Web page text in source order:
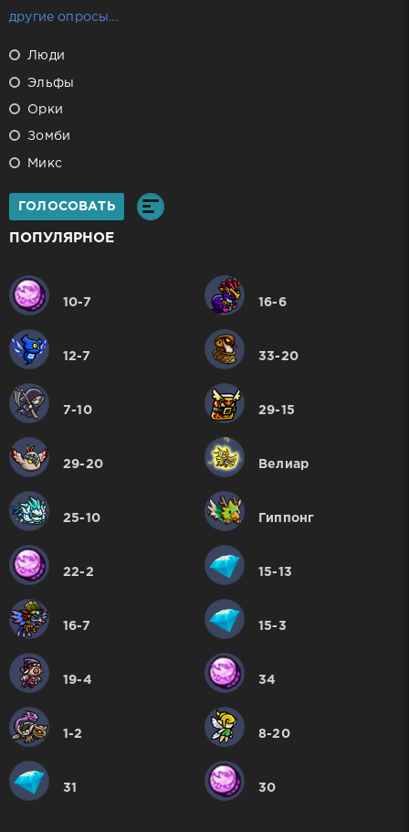
другие опросы...
Люди
Эльфы
Орки
Зомби
Микс
ГОЛОСОВАТЬ
ПОПУЛЯРНОЕ
10-7 16-6
12-7 33-20
7-10 29-15
29-20 Велиар
25-10 Гиппонг
22-2 15-13
16-7 15-3
19-4 34
1-2 8-20
31 30